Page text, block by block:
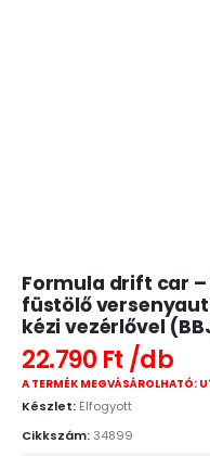
Formula drift car
füstölő
kézi vezérlővel
22.790 Ft
A TERMÉK MEGVÁSÁROLHATÓ:
Készlet: Elfogyott
Cikkszám:34899